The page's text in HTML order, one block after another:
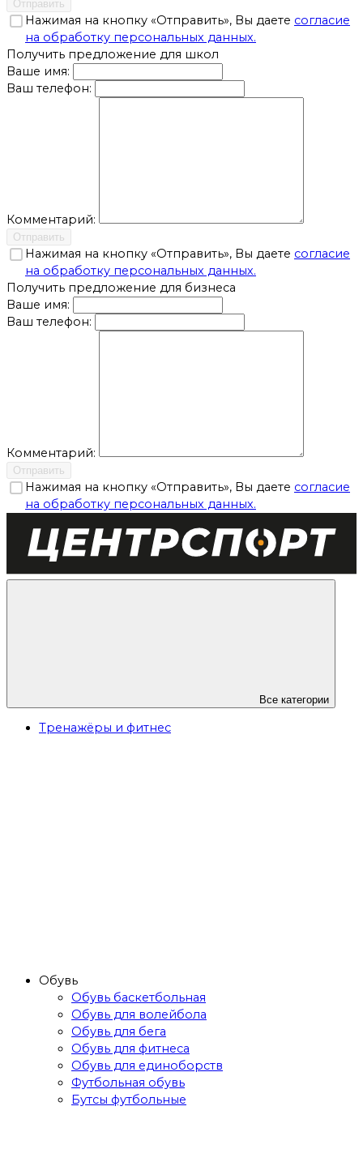
Отправить
Нажимая на кнопку «Отправить», Вы даете согласие
на обработку персональных данных.
Получить предложение для школ
Ваше имя:
Ваш телефон:
Комментарий:
Отправить
Нажимая на кнопку «Отправить», Вы даете согласие
на обработку персональных данных.
Получить предложение для бизнеса
Ваше имя:
Ваш телефон:
Комментарий:
Отправить
Нажимая на кнопку «Отправить», Вы даете согласие
на обработку персональных данных.
Все категории
Тренажёры и фитнес
Обувь
Обувь баскетбольная
Обувь для волейбола
Обувь для бега
Обувь для фитнеса
Обувь для единоборств
Футбольная обувь
Бутсы футбольные